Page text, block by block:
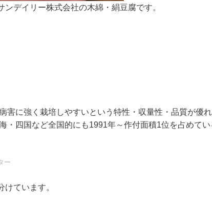
デイリー株式会社の木綿・絹豆腐です。
害に強く栽培しやすいという特性・収量性・品質が優
・四国など全国的にも1991年～作付面積1位を占めてい
ー
ています。